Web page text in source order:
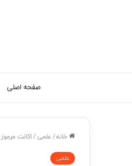
صفحه اصلی
خانه/ علمی / اکانت
علمی